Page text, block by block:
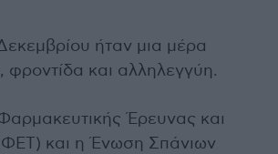
ήταν μια μέρα
φροντίδα και αλληλεγγύη.
Φαρμακευτικής Έρευνας και
και η Ένωση Σπάνιων